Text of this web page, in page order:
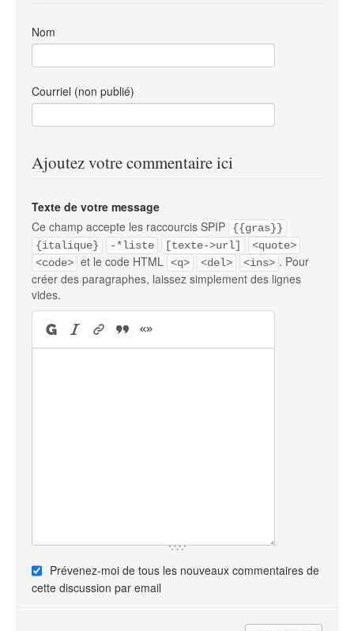
Nom
Courriel (non publié)
Ajoutez votre commentaire ici
Texte de votre message
Ce champ accepte les raccourcis SPIP
{{gras}}
{italique}
-*liste [texte->url]
<quote>
<code> et le code HTML <q> <del> <ins> . Pour
créer des paragraphes, laissez simplement des lignes
vides.
Prévenez-moi de tous les nouveaux commentaires de
cette discussion par email